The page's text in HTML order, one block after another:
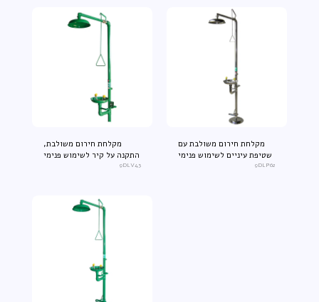
מקלחת חירום משולבת,
התקנה על קיר לשימוש פנימי
9DLV43
מקלחת חירום משולבת עם
שטיפת עיניים לשימוש פנימי
9DLP62